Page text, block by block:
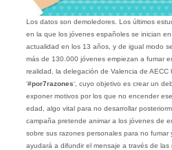
Los datos son demoledores. Los últimos
en la que los jóvenes españoles se inician
actualidad en los 13 años, y de igual modo
más de 130.000 jóvenes empiezan a fumar
realidad, la delegación de Valencia de
‘#por7razones‘, cuyo objetivo es crear un
exponer motivos por los que no encender
edad, algo vital para no desarrollar
campaña pretende animar a los jóvenes de
sobre sus razones personales para no
ayudará a difundir el mensaje a través de las